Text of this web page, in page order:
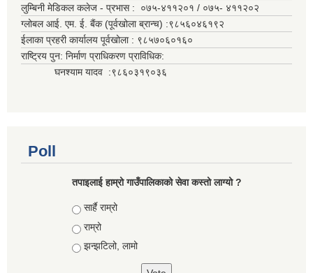
लुम्बिनी मेडिकल कलेज - प्रभास : ०७५-४११२०१ / ०७५- ४११२०२
ग्लोबल आई. एम. ई. बैंक (पूर्वखोला ब्रान्च) :९८५६०४६१९२
ईलाका प्रहरी कार्यालय पूर्वखोला : ९८५७०६०१६०
राष्ट्रिय पुन: निर्माण प्राधिकरण प्राविधिक:
घनश्याम यादव :९८६०३१९०३६
Poll
तपाइलाई हाम्रो गाउँपालिकाको सेवा कस्तो लाग्यो ?
Choices
सार्है राम्रो
राम्रो
झन्झटिलो, लामो